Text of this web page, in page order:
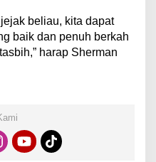
beliau, kita dapat
baik dan penuh berkah
harap Sherman